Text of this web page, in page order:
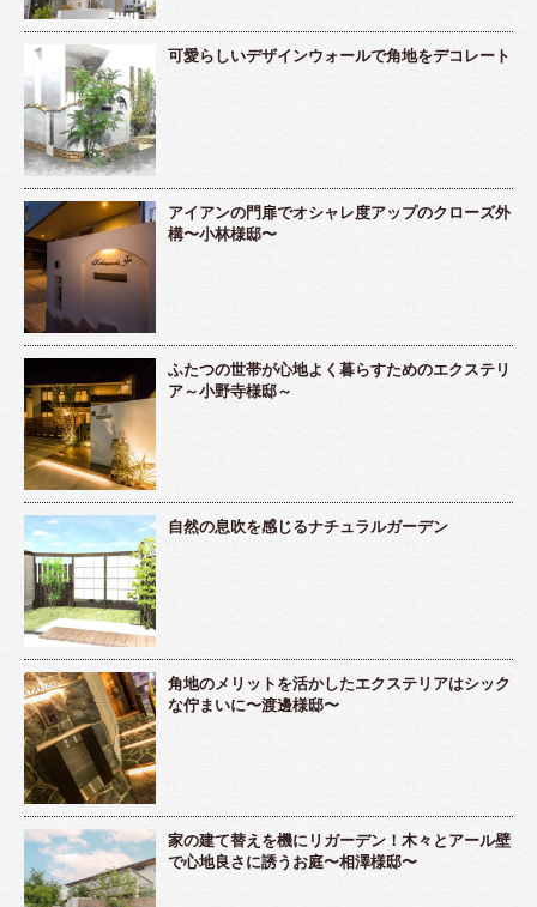
可愛らしいデザインウォールで角地をデコレート
アイアンの門扉でオシャレ度アップのクローズ外
構〜小林様邸〜
ふたつの世帯が心地よく暮らすためのエクステリ
ア～小野寺様邸～
自然の息吹を感じるナチュラルガーデン
角地のメリットを活かしたエクステリアはシック
な佇まいに〜渡邊様邸〜
家の建て替えを機にリガーデン！木々とアール壁
で心地良さに誘うお庭〜相澤様邸〜